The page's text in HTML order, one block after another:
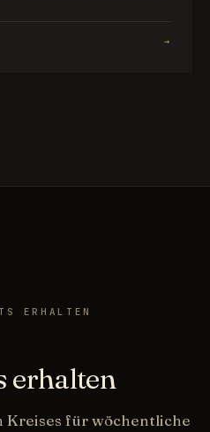
→
ERHALTEN
erhalten
Kreises für wöchentliche